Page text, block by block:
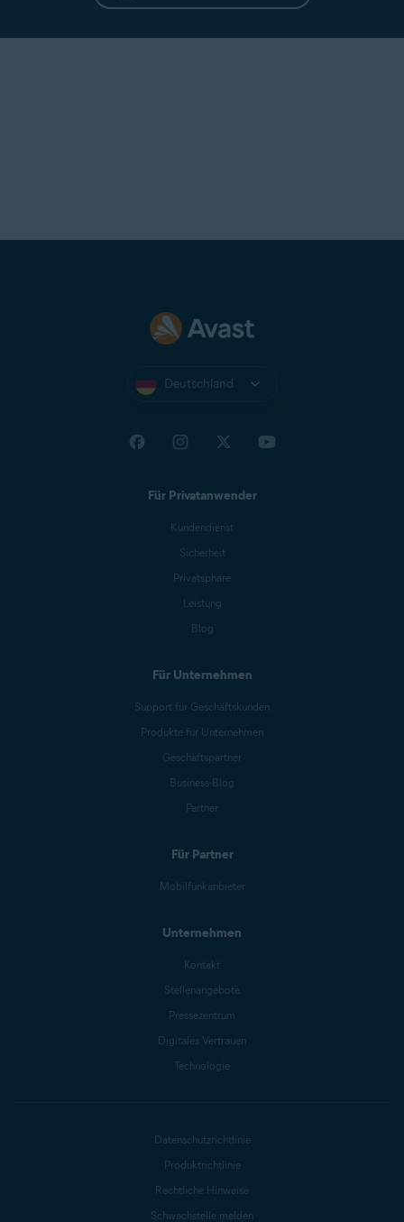
Deutschland
Für Privatanwender
Kundendienst
Sicherheit
Privatsphäre
Leistung
Blog
Für Unternehmen
Support für Geschäftskunden
Produkte für Unternehmen
Geschäftspartner
Business-Blog
Partner
Für Partner
Mobilfunkanbieter
Unternehmen
Kontakt
Stellenangebote
Pressezentrum
Digitales Vertrauen
Technologie
Datenschutzrichtlinie
Produktrichtlinie
Rechtliche Hinweise
Schwachstelle melden